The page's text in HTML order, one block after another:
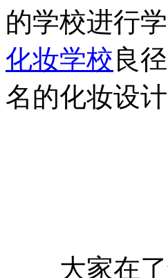
的学校进行
化妆学校良
名的化妆设
大家在了